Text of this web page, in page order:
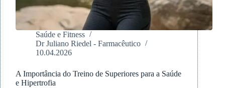
Saúde e Fitness
Dr Juliano Riedel - Farmacêutico
10.04.2026
A Importância do Treino de Superiores para a Saúde
e Hipertrofia